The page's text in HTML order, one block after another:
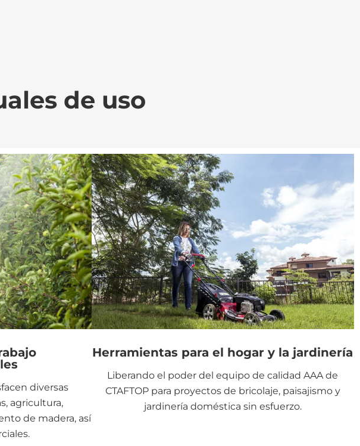
de uso
diversas
agricultura,
de madera, así
Herramientas para el hogar y la jardinería
Liberando el poder del equipo de calidad AAA de
CTAFTOP para proyectos de bricolaje, paisajismo y
jardinería doméstica sin esfuerzo.